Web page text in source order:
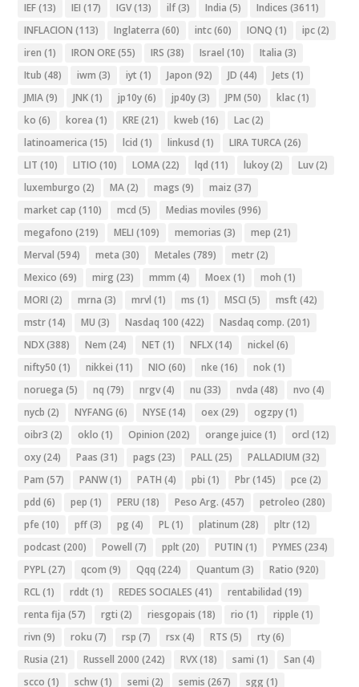
IEF(13) IEI (17) IGV(13) ilf(3) India (5) Indices (3611)
INFLACION (113) Inglaterra (60) intc(60) IONQ (1) ipc(2)
iren (1) IRON ORE(55) IRS (38) Israel (10) Italia (3)
Itub (48) iwm (3) iyt (1) Japon (92) JD (44) Jets (1)
JMIA(9) JNK(1) jp10y(6) jp40y(3) JPM (50) klac(1)
ko (6) korea (1) KRE(21) kweb (16) Lac(2)
latinoamerica (15) lcid (1) linkusd (1) LIRA TURCA(26)
LIT (10) LITIO (10) LOMA(22) lqd (11) lukoy(2) Luv(2)
luxemburgo (2) MA(2) mags (9) maiz (37)
market cap (110) mcd (5) Medias moviles (996)
megafono (219) MELI (109) memorias (3) mep (21)
Merval (594) meta (30) Metales (789) metr(2)
Mexico (69) mirg (23) mmm (4) Moex (1) moh (1)
MORI (2) mrna (3) mrvl (1) ms (1) MSCI (5) msft (42)
mstr(14) MU (3) Nasdaq 100 (422) Nasdaq comp. (201)
NDX(388) Nem (24) NET (1) NFLX(14) nickel (6)
nifty50 (1) nikkei (11) NIO (60) nke (16) nok(1)
noruega (5) nq (79) nrgv(4) nu (33) nvda (48) nvo (4)
nycb (2) NYFANG (6) NYSE(14) oex (29) ogzpy(1)
oibr3 (2) oklo (1) Opinion (202) orange juice (1) orcl (12)
oxy(24) Paas (31) pags (23) PALL(25) PALLADIUM (32)
Pam (57) PANW(1) PATH (4) pbi (1) Pbr(145) pce (2)
pdd (6) pep (1) PERU (18) Peso Arg. (457) petroleo (280)
pfe (10) pff(3) pg (4) PL(1) platinum (28) pltr(12)
podcast (200) Powell (7) pplt (20) PUTIN (1) PYMES (234)
PYPL(27) qcom (9) Qqq (224) Quantum (3) Ratio (920)
RCL(1) rddt (1) REDES SOCIALES (41) rentabilidad (19)
renta fija (57) rgti (2) riesgopais (18) rio (1) ripple (1)
rivn (9) roku (7) rsp (7) rsx (4) RTS (5) rty(6)
Rusia (21) Russell 2000 (242) RVX(18) sami (1) San (4)
scco (1) schw(1) semi (2) semis (267) sgg (1)